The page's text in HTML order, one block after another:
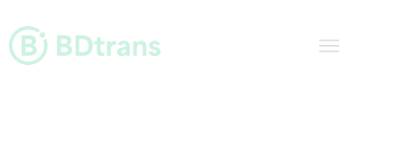
contenido